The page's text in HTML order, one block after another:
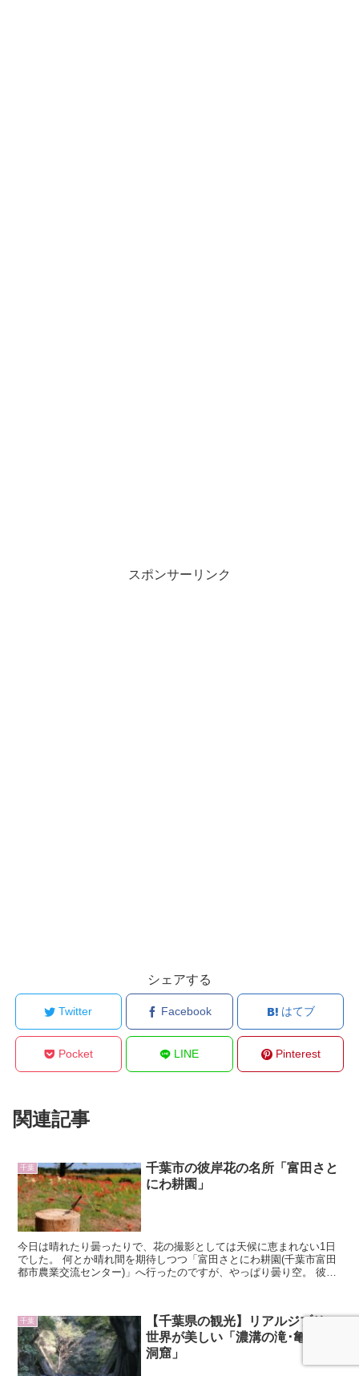
スポンサーリンク
シェアする
Twitter Facebook はてブ
Pocket LINE Pinterest
関連記事
千葉
千葉市の彼岸花の名所「富田さと
にわ耕園」
今日は晴れたり曇ったりで、花の撮影としては天候に恵まれない1日
でした。 何とか晴れ間を期待しつつ「富田さとにわ耕園(千葉市富田
都市農業交流センター)」へ行ったのですが、やっぱり曇り空。 彼岸
千葉
【千葉県の観光】リアルジブリの
世界が美しい「濃溝の滝･亀岩の
洞窟」